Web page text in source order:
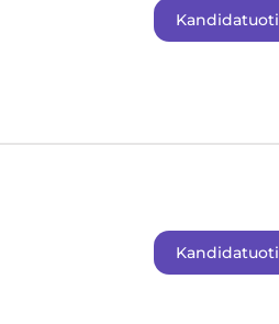
Kandidatuoti
Kandidatuoti